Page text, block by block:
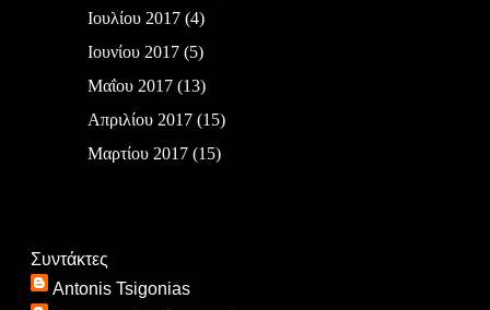
Ιουλίου 2017(4)
Ιουνίου 2017(5)
Μαΐου 2017(13)
Απριλίου 2017(15)
Μαρτίου 2017(15)
Συντάκτες
Antonis Tsigonias